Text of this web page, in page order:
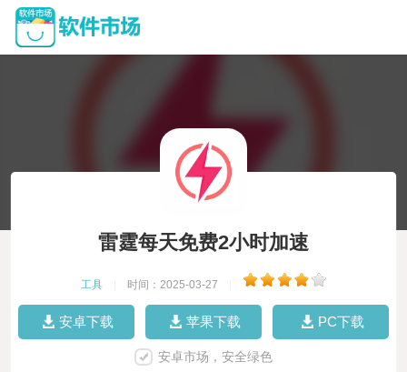
雷霆每天免费2小时加速
工具 时间：2025-03-27
安卓下载 苹果下载 PC下载
安卓市场，安全绿色